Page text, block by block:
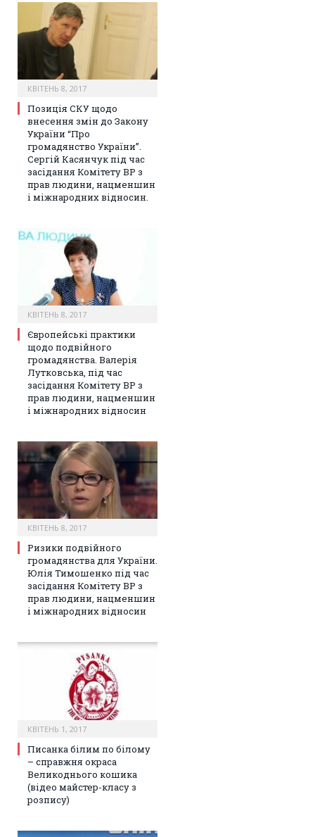
КВІТЕНЬ 8, 2017
Позиція СКУ щодо
внесення змін до Закону
України “Про
громадянство України”.
Сергій Касянчук під час
засідання Комітету ВР з
прав людини, нацменшин
і міжнародних відносин.
КВІТЕНЬ 8, 2017
Європейські практики
щодо подвійного
громадянства. Валерія
Лутковська, під час
засідання Комітету ВР з
прав людини, нацменшин
і міжнародних відносин
КВІТЕНЬ 8, 2017
Ризики подвійного
громадянства для України.
Юлія Тимошенко під час
засідання Комітету ВР з
прав людини, нацменшин
і міжнародних відносин
КВІТЕНЬ 1, 2017
Писанка білим по білому
– справжня окраса
Великоднього кошика
(відео майстер-класу з
розпису)